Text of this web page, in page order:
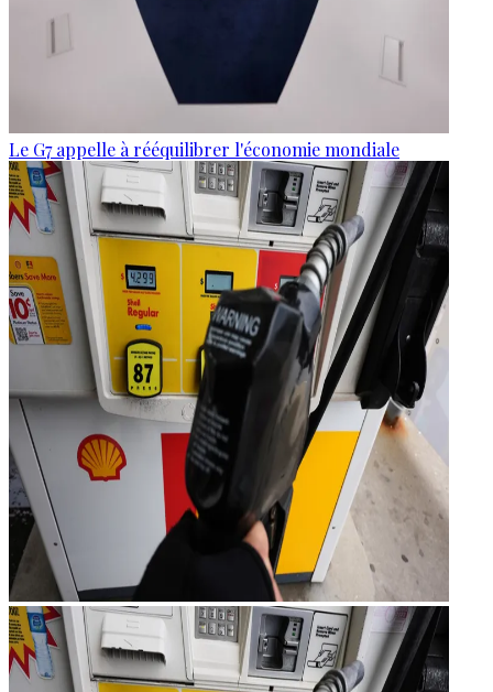
Le G7 appelle à rééquilibrer l'économie mondiale